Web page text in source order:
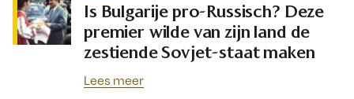
Is Bulgarije pro-Russisch? Deze
premier wilde van zijn land de
zestiende Sovjet-staat maken
Lees meer